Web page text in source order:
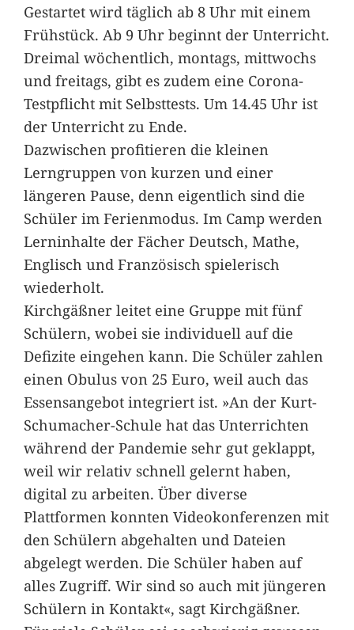
Gestartet wird täglich ab 8 Uhr mit einem
Frühstück. Ab 9 Uhr beginnt der Unterricht.
Dreimal wöchentlich, montags, mittwochs
und freitags, gibt es zudem eine Corona-
Testpflicht mit Selbsttests. Um 14.45 Uhr ist
der Unterricht zu Ende.
Dazwischen profitieren die kleinen
Lerngruppen von kurzen und einer
längeren Pause, denn eigentlich sind die
Schüler im Ferienmodus. Im Camp werden
Lerninhalte der Fächer Deutsch, Mathe,
Englisch und Französisch spielerisch
wiederholt.
Kirchgäßner leitet eine Gruppe mit fünf
Schülern, wobei sie individuell auf die
Defizite eingehen kann. Die Schüler zahlen
einen Obulus von 25 Euro, weil auch das
Essensangebot integriert ist. »An der Kurt-
Schumacher-Schule hat das Unterrichten
während der Pandemie sehr gut geklappt,
weil wir relativ schnell gelernt haben,
digital zu arbeiten. Über diverse
Plattformen konnten Videokonferenzen mit
den Schülern abgehalten und Dateien
abgelegt werden. Die Schüler haben auf
alles Zugriff. Wir sind so auch mit jüngeren
Schülern in Kontakt«, sagt Kirchgäßner.